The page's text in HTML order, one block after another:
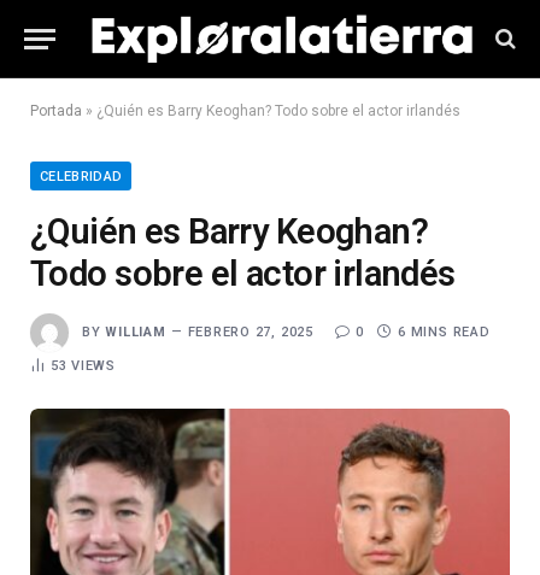
Portada » ¿Quién es Barry Keoghan? Todo sobre el actor irlandés
CELEBRIDAD
¿Quién es Barry Keoghan?
Todo sobre el actor irlandés
BY WILLIAM FEBRERO 27, 2025 0 6 MINS READ
53VIEWS